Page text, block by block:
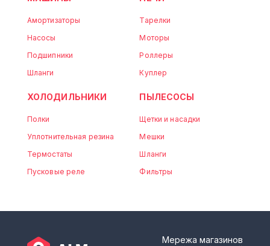
Амортизаторы
Насосы
Подшипники
Шланги
Тарелки
Моторы
Роллеры
Куплер
ХОЛОДИЛЬНИКИ
Полки
Уплотнительная резина
Термостаты
Пусковые реле
ПЫЛЕСОСЫ
Щетки и насадки
Мешки
Шланги
Фильтры
Мережа магазинов